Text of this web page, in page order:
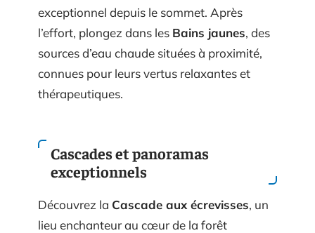
exceptionnel depuis le sommet. Après
l’effort, plongez dans les Bains jaunes, des
sources d’eau chaude situées à proximité,
connues pour leurs vertus relaxantes et
thérapeutiques.
Cascades et panoramas
exceptionnels
Découvrez la Cascade aux écrevisses, un
lieu enchanteur au cœur de la forêt